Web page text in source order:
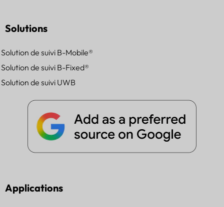
Solutions
Solution de suivi B-Mobile®
Solution de suivi B-Fixed®
Solution de suivi UWB
Applications